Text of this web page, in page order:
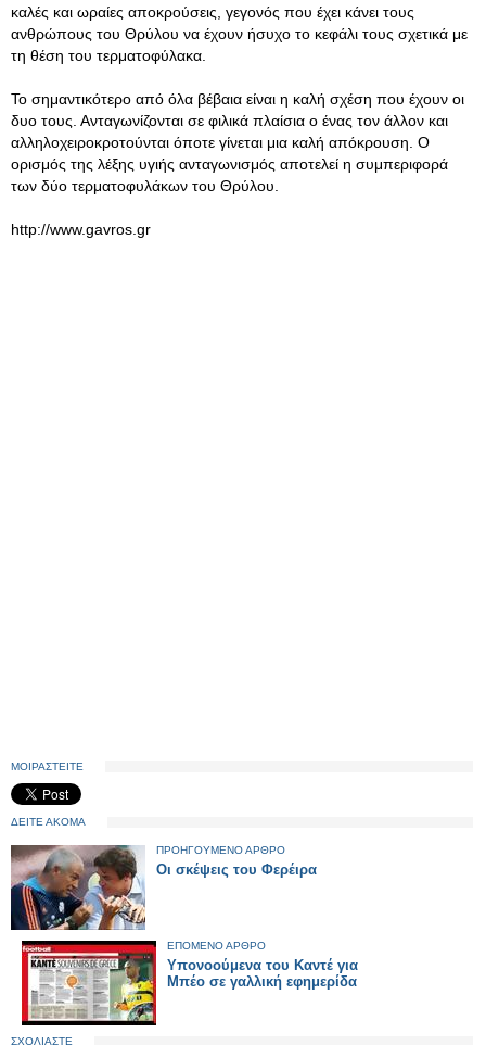
καλές και ωραίες αποκρούσεις, γεγονός που έχει κάνει τους
ανθρώπους του Θρύλου να έχουν ήσυχο το κεφάλι τους σχετικά με
τη θέση του τερματοφύλακα.
Το σημαντικότερο από όλα βέβαια είναι η καλή σχέση που έχουν οι
δυο τους. Ανταγωνίζονται σε φιλικά πλαίσια ο ένας τον άλλον και
αλληλοχειροκροτούνται όποτε γίνεται μια καλή απόκρουση. Ο
ορισμός της λέξης υγιής ανταγωνισμός αποτελεί η συμπεριφορά
των δύο τερματοφυλάκων του Θρύλου.
http://www.gavros.gr
ΜΟΙΡΑΣΤΕΙΤΕ
ΔΕΙΤΕ ΑΚΟΜΑ
ΠΡΟΗΓΟΥΜΕΝΟ ΑΡΘΡΟ
Οι σκέψεις του Φερέιρα
ΕΠΟΜΕΝΟ ΑΡΘΡΟ
Υπονοούμενα του Καντέ για
Μπέο σε γαλλική εφημερίδα
ΣΧΟΛΙΑΣΤΕ